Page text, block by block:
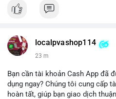
📰 Nguồn: Cointelegraph
localpvashop114
23 m
Bạn cần tài khoản Cash App đã
dụng ngay? Chúng tôi cung cấp
hoàn tất, giúp bạn giao dịch